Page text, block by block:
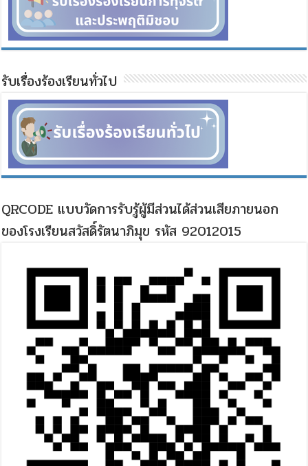
รับเรื่องร้องเรียนทั่วไป
QRCODE แบบวัดการรับรู้ผู้มีส่วนได้ส่วนเสียภายนอก
ของโรงเรียนสวัสดิ์รัตนาภิมุข รหัส 92012015